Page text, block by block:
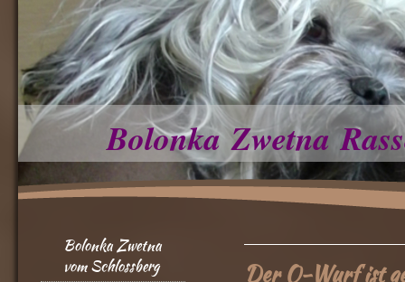
Bolonka Zwetna
Bolonka Zwetna
vom Schlossberg
Der O-Wurf ist